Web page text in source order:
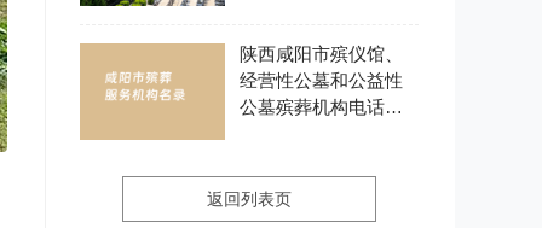
陕西咸阳市殡仪馆、
经营性公墓和公益性
公墓殡葬机构电话地
返回列表页